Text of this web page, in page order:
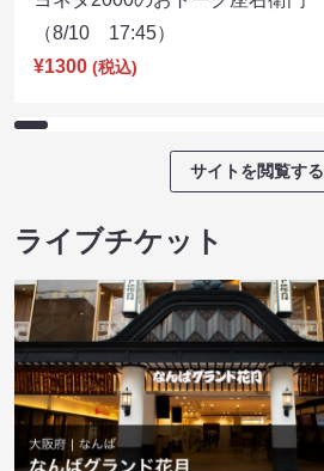
（8/10 17:45）
¥1300 (税込)
サイトを閲覧する
ライブチケット